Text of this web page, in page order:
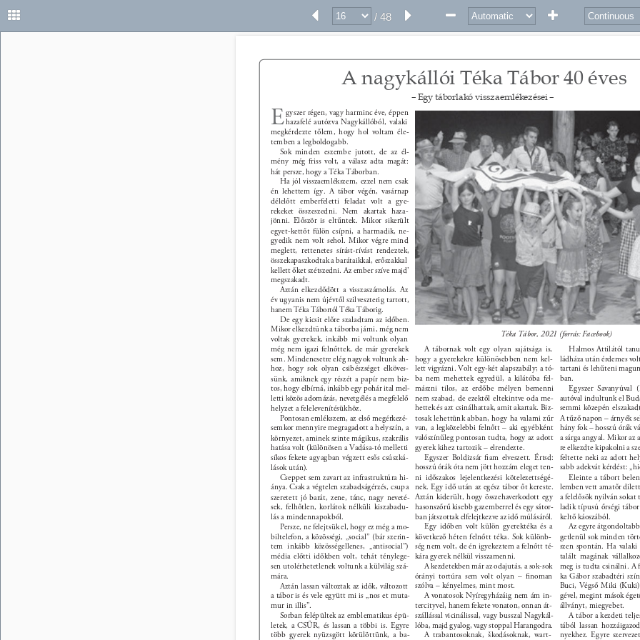
/ 48
A nagykállói Téka Tábor 40 éves
– Egy táborlakó visszaemlékezései –
E gyszer régen, vagy harminc éve, éppen
hazafelé autózva Nagykállóból, valaki
megkérdezte tőlem, hogy hol voltam éle-
temben a legboldogabb.
Sok minden eszembe jutott, de az él-
mény még friss volt, a válasz adta magát:
hát persze, hogy a Téka Táborban.
Ha jól visszaemlékszem, ezzel nem csak
én lehettem így. A tábor végén, vasárnap
délelőtt emberfeletti feladat volt a gye-
rekeket összeszedni. Nem akartak haza-
jönni. Először is eltűntek. Mikor sikerült
egyet-kettőt fülön csípni, a harmadik, ne-
gyedik nem volt sehol. Mikor végre mind
meglett, rettenetes sírást-rívást rendeztek,
összekapaszkodtak a barátaikkal, erőszakkal
kellett őket szétszedni. Az ember szíve majd’
megszakadt.
Aztán elkezdődött a visszaszámolás. Az
év ugyanis nem újévtől szilveszterig tartott,
hanem Téka Tábortól Téka Táborig.
De egy kicsit előre szaladtam az időben.
Mikor elkezdtünk a táborba járni, még nem
voltak gyerekek, inkább mi voltunk olyan
még nem igazi felnőttek, de már gyerekek
sem. Mindenesetre elég nagyok voltunk ah-
hoz, hogy sok olyan csibészséget elköves-
sünk, amiknek egy részét a papír nem biz-
tos, hogy elbírná, inkább egy pohár ital mel-
letti közös adomázás, nevetgélés a megfelelő
helyzet a felelevenítésükhöz.
Pontosan emlékszem, az első megérkezé-
semkor mennyire megragadott a helyszín, a
környezet, aminek szinte mágikus, szakrális
hatása volt (különösen a Vadása-tó melletti
síkos fekete agyagban végzett esős csúszká-
lások után).
Cseppet sem zavart az infrastruktúra hi-
ánya. Csak a végtelen szabadságérzés, csupa
szeretett jó barát, zene, tánc, nagy neveté-
sek, felhőtlen, korlátok nélküli kiszabadu-
lás a mindennapokból.
Persze, ne felejtsük el, hogy ez még a mo-
biltelefon, a közösségi, „social” (bár szerin-
tem inkább közösségellenes, „antisocial”)
média előtti időkben volt, tehát ténylege-
sen utolérhetetlenek voltunk a külvilág szá-
mára.
Aztán lassan változtak az idők, változott
a tábor is és vele együtt mi is „nos et muta-
mur in illis”.
Sorban felépültek az emblematikus épü-
letek, a CSŰR, és lassan a többi is. Egyre
több gyerek nyüzsgött körülöttünk, a ba-
A tábornak volt egy olyan sajátsága is,
hogy a gyerekekre különösebben nem kel-
lett vigyázni. Volt egy-két alapszabály; a tó-
ba nem mehettek egyedül, a kilátóba fel-
mászni tilos, az erdőbe mélyen bemenni
nem szabad, de ezektől eltekintve oda me-
hettek és azt csinálhattak, amit akartak. Biz-
tosak lehettünk abban, hogy ha valami zűr
van, a legközelebbi felnőtt – aki egyébként
valószínűleg pontosan tudta, hogy az adott
gyerek kihez tartozik – elrendezte.
Egyszer Boldizsár ﬁam elveszett. Értsd:
hosszú órák óta nem jött hozzám eleget ten-
ni időszakos lejelentkezési kötelezettségé-
nek. Egy idő után az egész tábor őt kereste.
Aztán kiderült, hogy összehaverkodott egy
hasonszőrű kisebb gazemberrel és egy sátor-
ban játszottak elfelejtkezve az idő múlásáról.
Egy időben volt külön gyerektéka és a
következő héten felnőtt téka. Sok különb-
ség nem volt, de én igyekeztem a felnőtt té-
kára gyerek nélkül visszamenni.
A kezdetekben már az odajutás, a sok-sok
órányi tortúra sem volt olyan – ﬁnoman
szólva – kényelmes, mint most.
A vonatosok Nyíregyházáig nem ám in-
tercityvel, hanem fekete vonaton, onnan át-
szállással vicinálissal, vagy busszal Nagykál-
lóba, majd gyalog, vagy stoppal Harangodra.
A trabantosoknak, Škodásoknak, wart-
Halmos Attilától
ládháza után érdemes
tartani és lehűteni
ban.
Egyszer
autóval indultunk el
semmi közepén
A tűző napon – árnyék
hány fok – hosszú órák
a sárga angyal. Mikor az
re elkezdte kipakolni a
feltette neki az adott
sabb adekvát kérdést:
Eleinte a tábort
lemben vett amatőr
a felelősök nyilván
ladik típusú őrségi
keltő káoszából.
Az egyre
getlenül sok minden
szen spontán. Ha
talált magának
meg is tudta csinálni. A
ka Gábor szabadtéri
Buci, Végső Miki (Kuki)
gével, megint mások
állványt, miegyebet.
A tábor a kezdeti
tából lassan
nyekhez. Egyre
Téka Tábor, 2021 (forrás: Facebook)